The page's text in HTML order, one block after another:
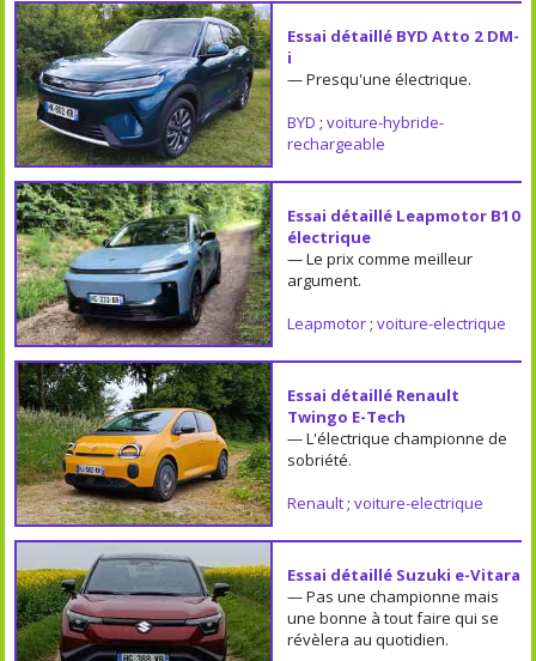
Essai détaillé BYD Atto 2 DM-
i
— Presqu'une électrique.
BYD ; voiture-hybride-
rechargeable
Essai détaillé Leapmotor B10
électrique
— Le prix comme meilleur
argument.
Leapmotor; voiture-electrique
Essai détaillé Renault
Twingo E-Tech
— L'électrique championne de
sobriété.
Renault; voiture-electrique
Essai détaillé Suzuki e-Vitara
— Pas une championne mais
une bonne à tout faire qui se
révèlera au quotidien.